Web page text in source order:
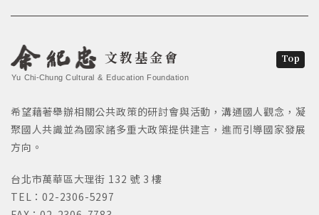
文教基金會
Yu Chi-Chung Cultural & Education Foundation
希望藉著舉辦相關公共政策的研討會與活動，溝通國人觀念，凝
聚國人共識並為國家諸多重大政策提供建言，進而引導國家發展
方向。
台北市萬華區大理街 132 號 3 樓
TEL：02-2306-5297
Top